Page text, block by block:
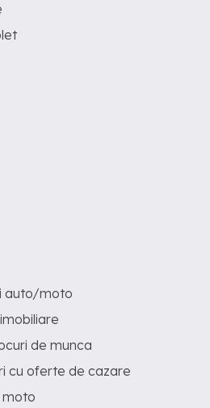
auto/moto
de munca
cu oferte de cazare
moto